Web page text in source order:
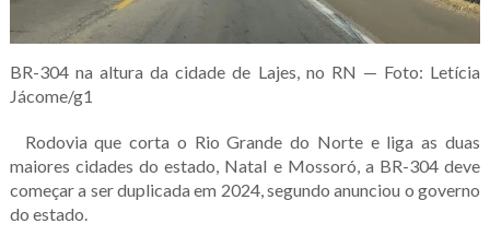
BR-304 na altura da cidade de Lajes, no RN — Foto: Letícia
Jácome/g1
Rodovia que corta o Rio Grande do Norte e liga as duas
maiores cidades do estado, Natal e Mossoró, a BR-304 deve
começar a ser duplicada em 2024, segundo anunciou o governo
do estado.